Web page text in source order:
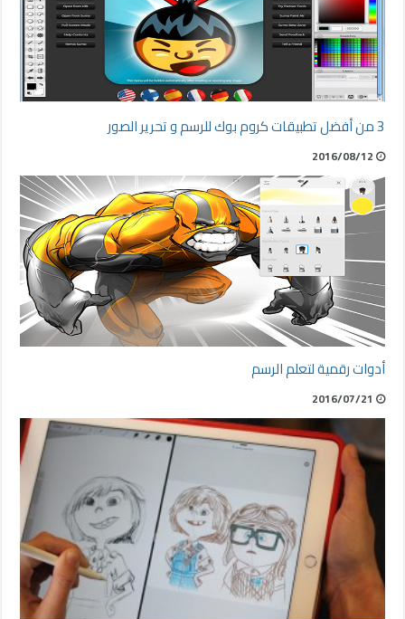
3 من أفضل تطبيقات كروم بوك للرسم و تحرير الصور
2016/08/12
أدوات رقمية لتعلم الرسم
2016/07/21